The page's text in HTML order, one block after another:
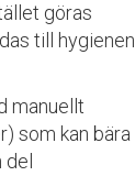
göras
till hygienen
manuellt
som kan bära